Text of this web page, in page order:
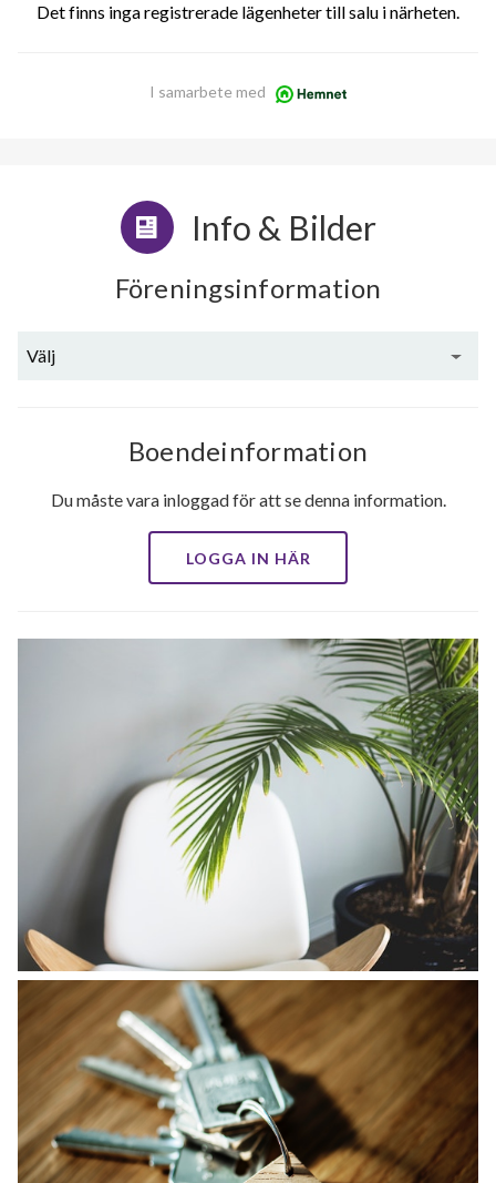
Det finns inga registrerade lägenheter till salu i närheten.
I samarbete med
Info & Bilder
Föreningsinformation
Välj
Boendeinformation
Du måste vara inloggad för att se denna information.
LOGGA IN HÄR